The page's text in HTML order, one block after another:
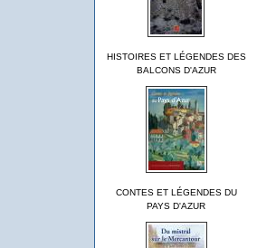
HISTOIRES ET LÉGENDES DES
BALCONS D'AZUR
CONTES ET LÉGENDES DU
PAYS D'AZUR